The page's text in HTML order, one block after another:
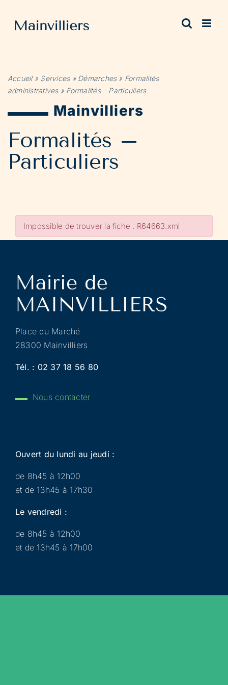
contenu
Accueil» Services» Démarches» Formalités
administratives» Formalités – Particuliers
Mainvilliers
Formalités –
Particuliers
Impossible de trouver la fiche : R64663.xml
Place du Marché
28300 Mainvilliers
Tél. : 02 37 18 56 80
Nous contacter
Ouvert du lundi au jeudi :
de 8h45 à 12h00
et de 13h45 à 17h30
Le vendredi :
de 8h45 à 12h00
et de 13h45 à 17h00